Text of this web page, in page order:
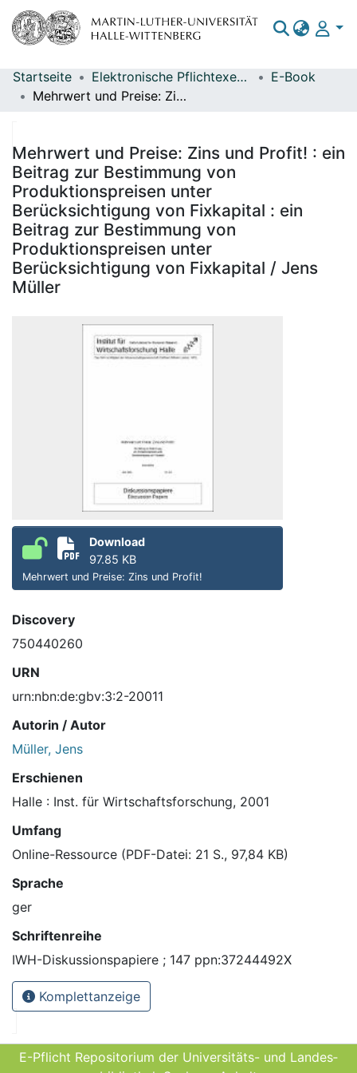
Bereiche & Sammlungen
Statistiken
Startseite Elektronische Pflichtexemplare
E-Book
Mehrwert und Preise: Zins und Profit! : ein Beitrag zur Bestimmung von Produktionspreisen unter Berücksichtigung von Fixkapital : ein Beitrag zur Bestimmung von Produktionspreisen unter Berücksichtigung von Fixkapital / Jens Müller
Mehrwert und Preise: Zins und Profit! : ein
Beitrag zur Bestimmung von
Produktionspreisen unter
Berücksichtigung von Fixkapital : ein
Beitrag zur Bestimmung von
Produktionspreisen unter
Berücksichtigung von Fixkapital / Jens
Müller
Download
97.85 KB
Mehrwert und Preise: Zins und Profit!
Discovery
750440260
URN
urn:nbn:de:gbv:3:2-20011
Autorin / Autor
Müller, Jens
Erschienen
Halle : Inst. für Wirtschaftsforschung, 2001
Umfang
Online-Ressource (PDF-Datei: 21 S., 97,84 KB)
Sprache
ger
Schriftenreihe
IWH-Diskussionspapiere ; 147 ppn:37244492X
Komplettanzeige
E-Pflicht Repositorium der Universitäts- und Landes­